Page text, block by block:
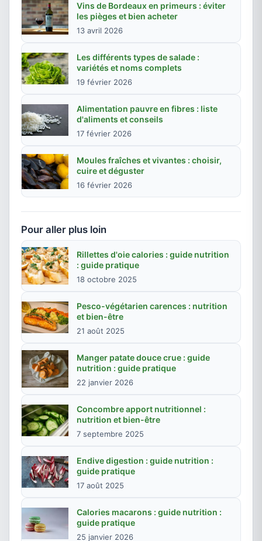
Vins de Bordeaux en primeurs : éviter
les pièges et bien acheter
13 avril 2026
Les différents types de salade :
variétés et noms complets
19 février 2026
Alimentation pauvre en fibres : liste
d'aliments et conseils
17 février 2026
Moules fraîches et vivantes : choisir,
cuire et déguster
16 février 2026
Pour aller plus loin
Rillettes d'oie calories : guide nutrition
: guide pratique
18 octobre 2025
Pesco-végétarien carences : nutrition
et bien-être
21 août 2025
Manger patate douce crue : guide
nutrition : guide pratique
22 janvier 2026
Concombre apport nutritionnel :
nutrition et bien-être
7 septembre 2025
Endive digestion : guide nutrition :
guide pratique
17 août 2025
Calories macarons : guide nutrition :
guide pratique
25 janvier 2026